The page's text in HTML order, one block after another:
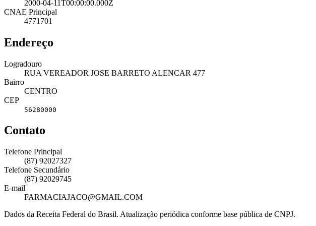
2000-04-11T00:00:00.000Z
CNAE Principal
4771701
Endereço
Logradouro
RUA VEREADOR JOSE BARRETO ALENCAR 477
Bairro
CENTRO
CEP
56280000
Contato
Telefone Principal
(87) 92027327
Telefone Secundário
(87) 92029745
E-mail
FARMACIAJACO@GMAIL.COM
Dados da Receita Federal do Brasil. Atualização periódica conforme base pública de CNPJ.